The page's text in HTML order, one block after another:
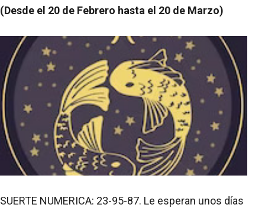
(Desde el 20 de Febrero hasta el 20 de Marzo)
SUERTE NUMERICA: 23-95-87. Le esperan unos días